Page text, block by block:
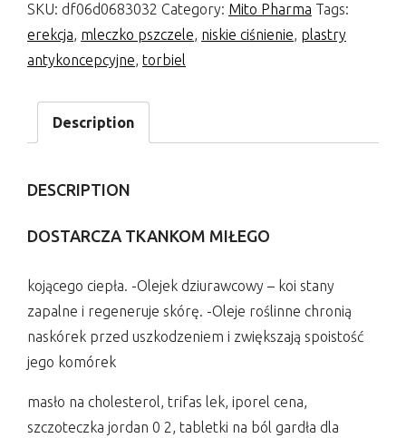
SKU: df06d0683032 Category: Mito Pharma Tags:
erekcja, mleczko pszczele, niskie ciśnienie, plastry
antykoncepcyjne, torbiel
Description
DESCRIPTION
DOSTARCZA TKANKOM MIŁEGO
kojącego ciepła. -Olejek dziurawcowy – koi stany
zapalne i regeneruje skórę. -Oleje roślinne chronią
naskórek przed uszkodzeniem i zwiększają spoistość
jego komórek
masło na cholesterol, trifas lek, iporel cena,
szczoteczka jordan 0 2, tabletki na ból gardła dla